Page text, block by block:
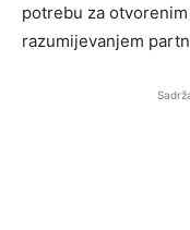
potrebu za
razumijevanjem